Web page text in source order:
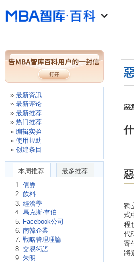
惡
獨
式
程
代
寄
將
最新資訊
最新评论
最新推荐
热门推荐
编辑实验
使用帮助
创建条目
本周推荐
最多推荐
債券
飲料
經濟學
馬克斯·韋伯
Facebook公司
南韓企業
戰略管理理論
交易術語
朱明